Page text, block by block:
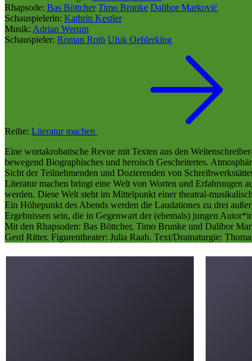
Rhapsode: Bas Böttcher Timo Brunke Dalibor Marković
Schauspielerin: Kathrin Kestler
Musik: Adrian Werum
Schauspieler: Roman Roth Ufuk Oehlerking
Reihe: Literatur machen
Eine wortakrobatische Revue mit Texten aus den
bewegend Biographisches und heroisch Gescheitertes.
Sicht der Teilnehmenden und Dozierenden von
Literatur machen bringt eine Welt von Worten und Erfahrungen
werden. Diese Welt steht im Mittelpunkt einer theatral-
Ein Höhepunkt des Abends werden die Laudationes zu drei
Ergebnissen sein, die in Gegenwart der (ehemals) jungen
Mit den Rhapsoden: Bas Böttcher, Timo Brunke und Dalibor
Gerd Ritter. Figurentheater: Julia Raab. Text/Dramaturgie: